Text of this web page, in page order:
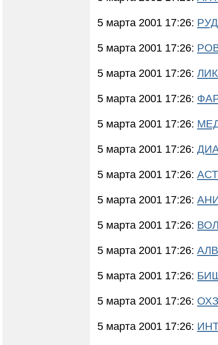
5 марта 2001 17:26:
5 марта 2001 17:26:
5 марта 2001 17:26:
5 марта 2001 17:26:
5 марта 2001 17:26:
5 марта 2001 17:26:
5 марта 2001 17:26:
5 марта 2001 17:26:
5 марта 2001 17:26:
5 марта 2001 17:26:
5 марта 2001 17:26:
5 марта 2001 17:26:
5 марта 2001 17:26: